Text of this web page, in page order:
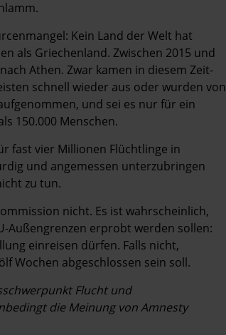
Kein Land der Welt hat
als Griechenland. Zwischen 2015 und
Athen. Zwar kamen in diesem Zeit­
schnell wieder aus oder wurden von
und sei es nur für ein
150.000 Menschen.
fast vier Millionen Flüchtlinge in
und angemessen unterzubringen
zu tun.
nicht. Es ist wahrscheinlich,
Außengrenzen erprobt werden sollen:
einreisen dürfen. Falls nicht,
Wochen abgeschlossen sein soll.
Flucht und
die Meinung von Amnesty